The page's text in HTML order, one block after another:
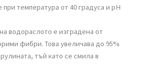
при температура от 40 градуса и рН
водораслото е изградена от
фибри. Това увеличава до 95%
тъй като се смила в